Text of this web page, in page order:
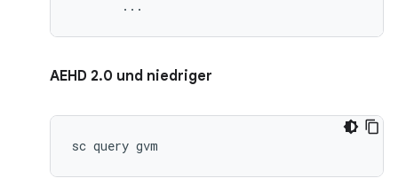
AEHD 2.0 und niedriger